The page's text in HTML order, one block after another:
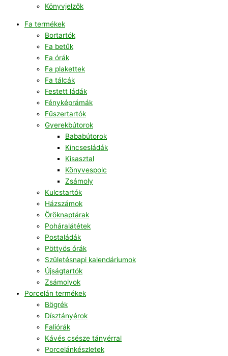
Könyvjelzők
Fa termékek
Bortartók
Fa betűk
Fa órák
Fa plakettek
Fa tálcák
Festett ládák
Fényképrámák
Fűszertartók
Gyerekbútorok
Bababútorok
Kincsesládák
Kisasztal
Könyvespolc
Zsámoly
Kulcstartók
Házszámok
Öröknaptárak
Poháralátétek
Postaládák
Pöttyös órák
Születésnapi kalendáriumok
Újságtartók
Zsámolyok
Porcelán termékek
Bögrék
Dísztányérok
Faliórák
Kávés csésze tányérral
Porcelánkészletek